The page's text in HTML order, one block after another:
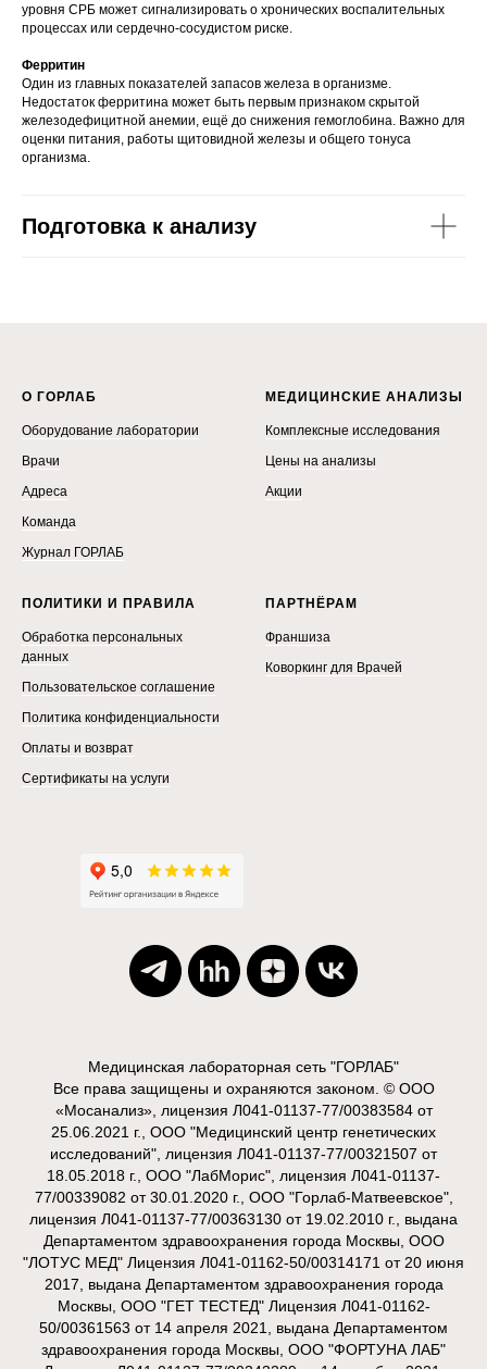
уровня СРБ может сигнализировать о хронических воспалительных
процессах или сердечно-сосудистом риске.
Ферритин
Один из главных показателей запасов железа в организме.
Недостаток ферритина может быть первым признаком скрытой
железодефицитной анемии, ещё до снижения гемоглобина. Важно для
оценки питания, работы щитовидной железы и общего тонуса
организма.
Подготовка к анализу
О ГОРЛАБ
Оборудование лаборатории
Врачи
Адреса
Команда
Журнал ГОРЛАБ
МЕДИЦИНСКИЕ АНАЛИЗЫ
Комплексные исследования
Цены на анализы
Акции
ПОЛИТИКИ И ПРАВИЛА
Обработка персональных
данных
Пользовательское соглашение
Политика конфиденциальности
Оплаты и возврат
Сертификаты на услуги
ПАРТНЁРАМ
Франшиза
Коворкинг для Врачей
Медицинская лабораторная сеть "ГОРЛАБ"
Все права защищены и охраняются законом. © ООО
«Мосанализ», лицензия Л041-01137-77/00383584 от
25.06.2021 г., ООО "Медицинский центр генетических
исследований", лицензия Л041-01137-77/00321507 от
18.05.2018 г., ООО "ЛабМорис", лицензия Л041-01137-
77/00339082 от 30.01.2020 г., ООО "Горлаб-Матвеевское",
лицензия Л041-01137-77/00363130 от 19.02.2010 г., выдана
Департаментом здравоохранения города Москвы, ООО
"ЛОТУС МЕД" Лицензия Л041-01162-50/00314171 от 20 июня
2017, выдана Департаментом здравоохранения города
Москвы, ООО "ГЕТ ТЕСТЕД" Лицензия Л041-01162-
50/00361563 от 14 апреля 2021, выдана Департаментом
здравоохранения города Москвы, ООО "ФОРТУНА ЛАБ"